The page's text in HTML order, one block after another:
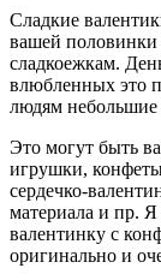
Сладкие
вашей половинки
сладкоежкам.
влюбленных это
людям небольшие
Это могут быть
игрушки,
сердечко-
материала и пр.
валентинку с
оригинально и